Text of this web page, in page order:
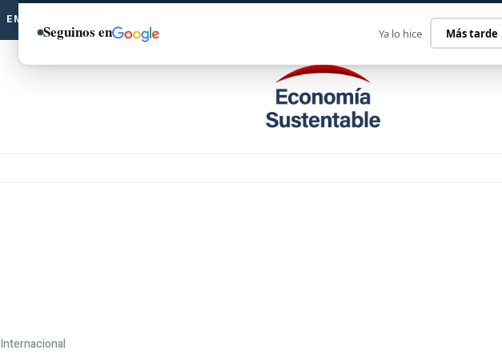
EMPRENDE VERDE
Internacional
Seguinos en Ya lo hice Más tarde